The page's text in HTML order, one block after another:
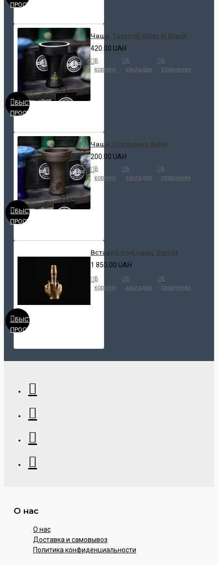
ПРОСМОТР
БЫСТРЫЙ
ПРОСМОТР
Чаша Tactical Killer H Black
420.00 UAH
В
корзину
В
закладки
В
сравнение
БЫСТРЫЙ
ПРОСМОТР
Чаша Grynbowls Killer
200.00 UAH
В
корзину
В
закладки
В
сравнение
БЫСТРЫЙ
ПРОСМОТР
Вставка под чашу Egoist
1 850.00 UAH
В
корзину
В
закладки
В
сравнение
О нас
О нас
Доставка и самовывоз
Политика конфиденциальности